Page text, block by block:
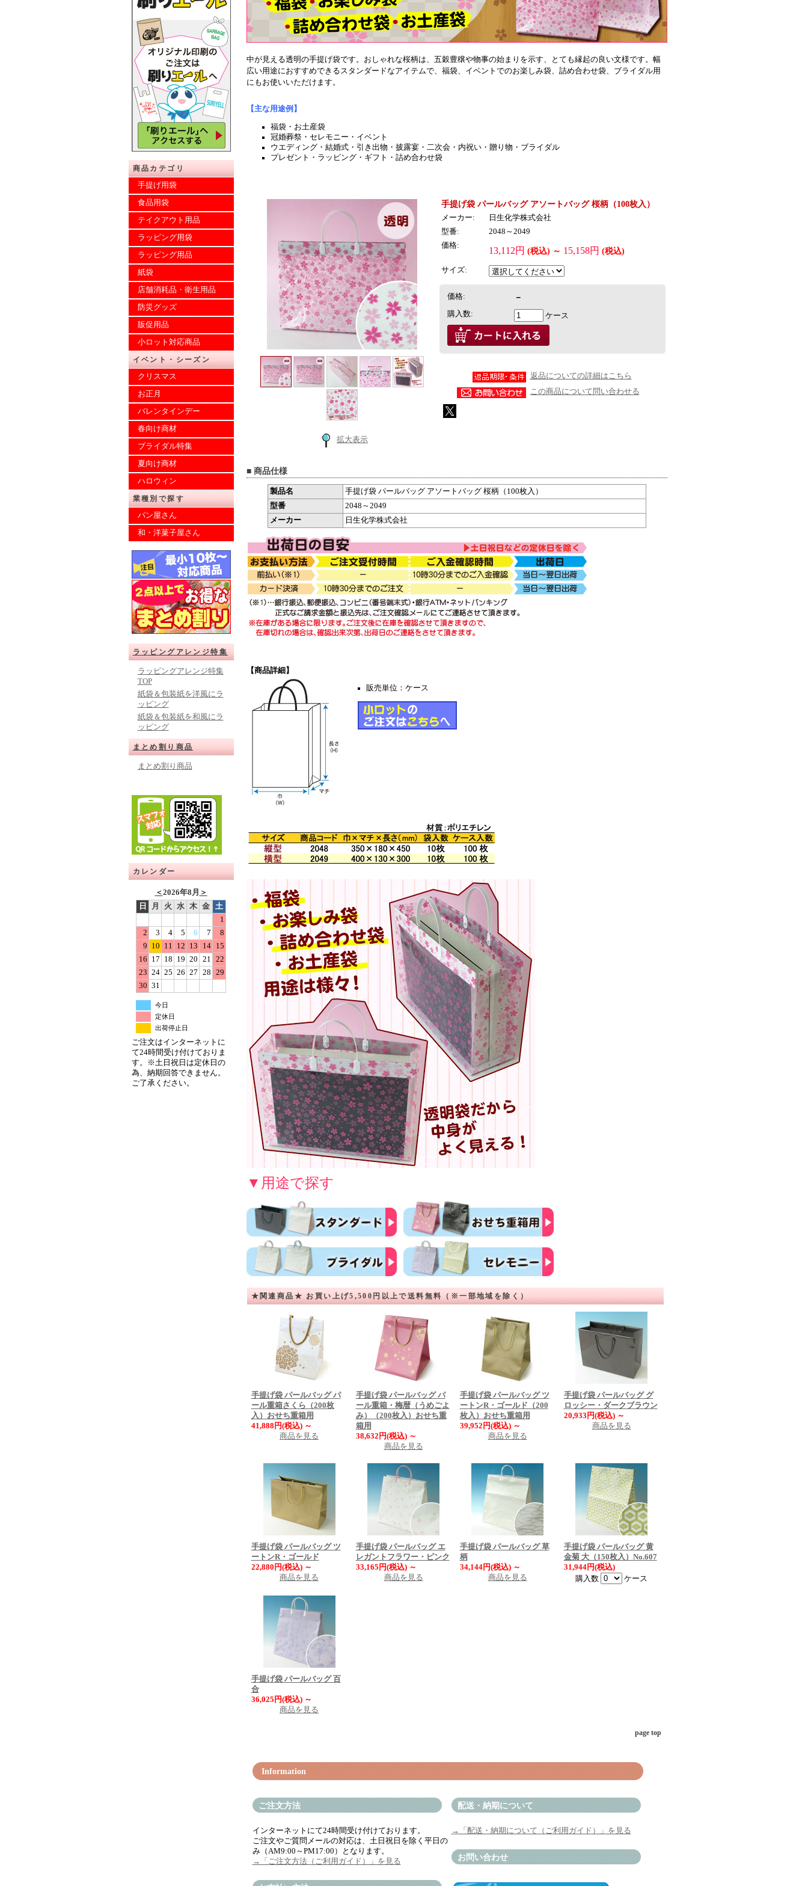
商品カテゴリ
手提げ用袋
食品用袋
テイクアウト用品
ラッピング用袋
ラッピング用品
紙袋
店舗消耗品・衛生用品
防災グッズ
販促用品
小ロット対応商品
イベント・シーズン
クリスマス
お正月
バレンタインデー
春向け商材
ブライダル特集
夏向け商材
ハロウィン
業種別で探す
パン屋さん
和・洋菓子屋さん
ラッピングアレンジ特集
ラッピングアレンジ特集
TOP
紙袋＆包装紙を洋風にラ
ッピング
紙袋＆包装紙を和風にラ
ッピング
まとめ割り商品
まとめ割り商品
カレンダー
＜2026年8月 ＞
日
月 火 水 木 金
土
1
2
3 4 5 6 7
8
9
10 11 12 13 14
15
16
17 18 19 20 21
22
23 24 25 26 27 28
29
30 31
今日
定休日
出荷停止日
ご注文はインターネットに
て24時間受け付けておりま
す。※土日祝日は定休日の
為、納期回答できません。
ご了承ください。
中が見える透明の手提げ袋です。おしゃれな桜柄は、五穀豊穣や物事の始まりを示す、とても縁起の良い文様です。幅
広い用途におすすめできるスタンダードなアイテムで、福袋、イベントでのお楽しみ袋、詰め合わせ袋、ブライダル用
にもお使いいただけます。
【主な用途例】
福袋・お土産袋
冠婚葬祭・セレモニー・イベント
ウエディング・結婚式・引き出物・披露宴・二次会・内祝い・贈り物・ブライダル
プレゼント・ラッピング・ギフト・詰め合わせ袋
拡大表示
手提げ袋 パールバッグ アソートバッグ 桜柄（100枚入）
メーカー:
日生化学株式会社
型番:
2048～2049
価格:
13,112円 (税込) ～ 15,158円 (税込)
サイズ:
価格: －
購入数: ケース
返品についての詳細はこちら
この商品について問い合わせる
■ 商品仕様
製品名
手提げ袋 パールバッグ アソートバッグ 桜柄（100枚入）
型番
2048～2049
メーカー
日生化学株式会社
【商品詳細】
販売単位：ケース
▼用途で探す
★関連商品★ お買い上げ5,500円以上で送料無料（※一部地域を除く）
手提げ袋 パールバッグ パ
ール重箱さくら（200枚
入）おせち重箱用
41,888円(税込) ～
商品を見る
手提げ袋 パールバッグ パ
ール重箱・梅暦（うめごよ
み）（200枚入）おせち重
箱用
38,632円(税込) ～
商品を見る
手提げ袋 パールバッグ ツ
ートンR・ゴールド（200
枚入）おせち重箱用
39,952円(税込) ～
商品を見る
手提げ袋 パールバッグ グ
ロッシー・ダークブラウン
20,933円(税込) ～
商品を見る
手提げ袋 パールバッグ ツ
ートンR・ゴールド
22,880円(税込) ～
商品を見る
手提げ袋 パールバッグ エ
レガントフラワー・ピンク
33,165円(税込) ～
商品を見る
手提げ袋 パールバッグ 草
柄
34,144円(税込) ～
商品を見る
手提げ袋 パールバッグ 黄
金菊 大（150枚入）No.607
31,944円(税込)
購入数
ケース
手提げ袋 パールバッグ 百
合
36,025円(税込) ～
商品を見る
page top
Information
ご注文方法
インターネットにて24時間受け付けております。
ご注文やご質問メールの対応は、土日祝日を除く平日の
み（AM9:00～PM17:00）となります。
→「ご注文方法（ご利用ガイド）」を見る
配送・納期について
→「配送・納期について（ご利用ガイド）」を見る
お問い合わせ